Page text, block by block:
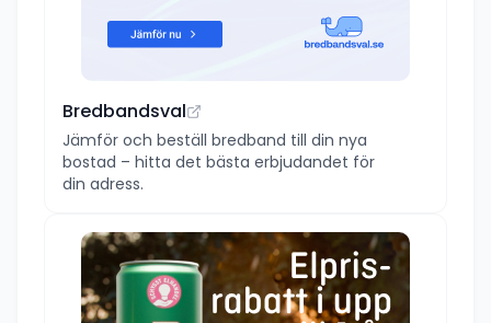
Bredbandsval
Jämför och beställ bredband till din nya
bostad – hitta det bästa erbjudandet för
din adress.